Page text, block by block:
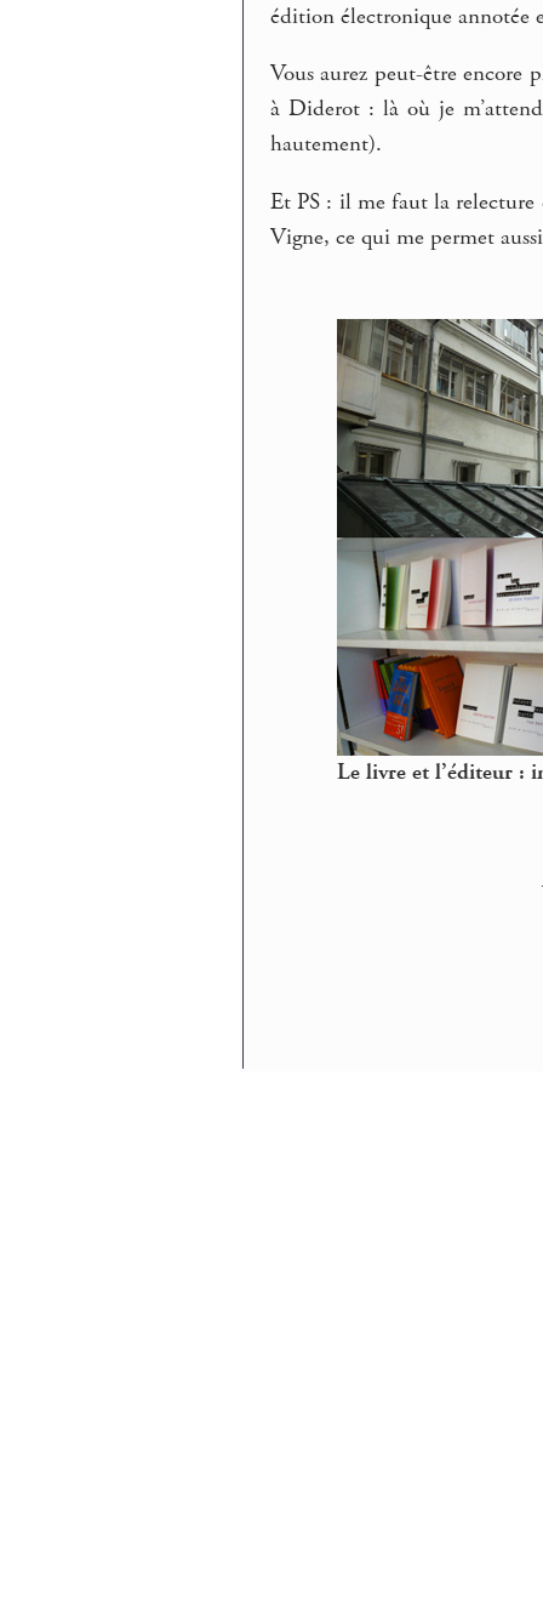
édition électronique annotée
Vous aurez peut-être encore
à Diderot : là où je
hautement).
Et PS : il me faut la
Vigne, ce qui me permet
Le livre et l’éditeur :